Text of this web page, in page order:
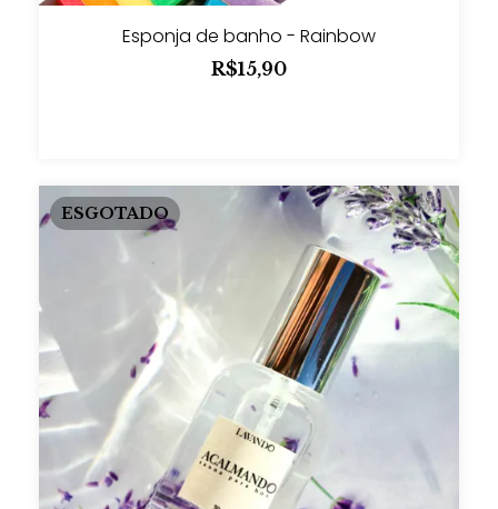
Esponja de banho - Rainbow
R$15,90
ESGOTADO